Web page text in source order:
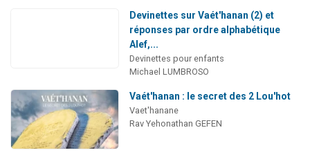
Devinettes sur Vaét'hanan (2) et
réponses par ordre alphabétique
Alef,...
Devinettes pour enfants
Michael LUMBROSO
Vaét'hanan : le secret des 2 Lou'hot
Vaet'hanane
Rav Yehonathan GEFEN